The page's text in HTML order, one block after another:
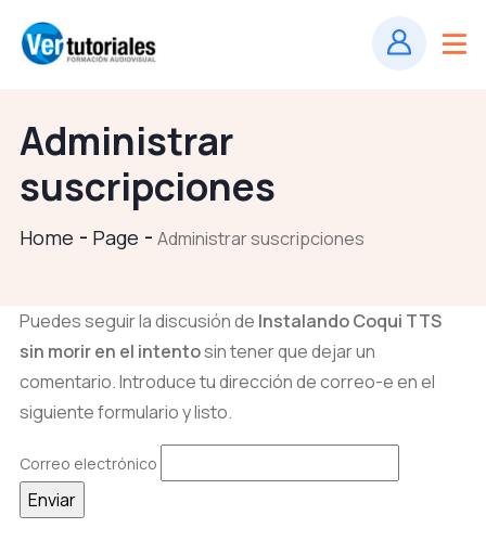
Administrar
suscripciones
Home Page Administrar suscripciones
Puedes seguir la discusión de Instalando Coqui TTS
sin morir en el intentosin tener que dejar un
comentario. Introduce tu dirección de correo-e en el
siguiente formulario y listo.
Correo electrónico